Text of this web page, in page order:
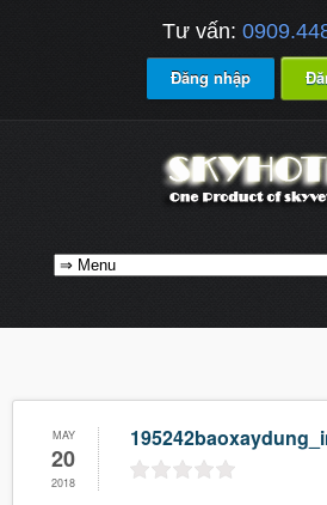
Tư vấn:
Đăng nhập
MAY
20
2018